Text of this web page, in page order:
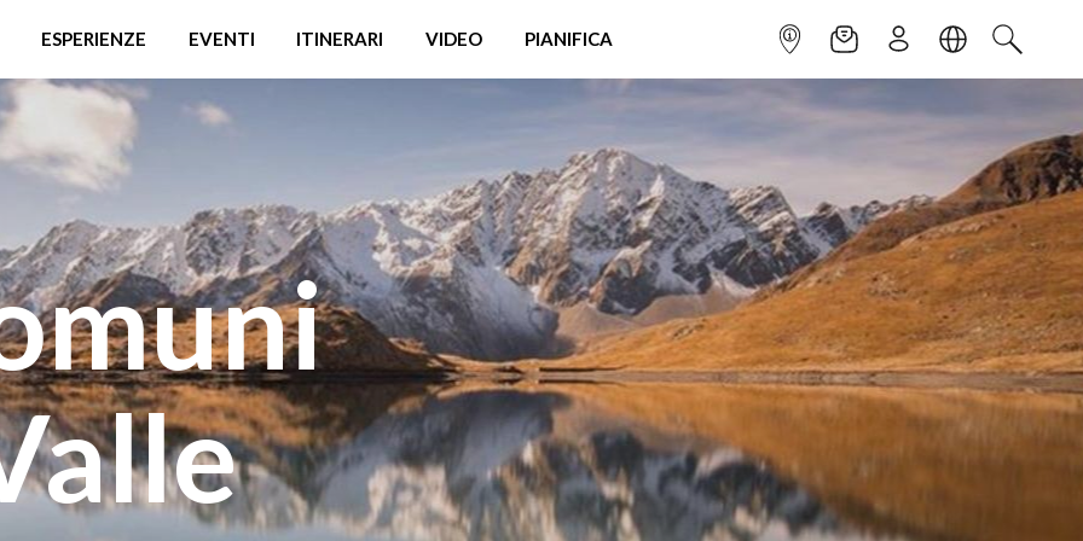
ESPERIENZE EVENTI ITINERARI VIDEO PIANIFICA INFOPOINTNEWSLETTER
ISCRIVITILINGUACERCA